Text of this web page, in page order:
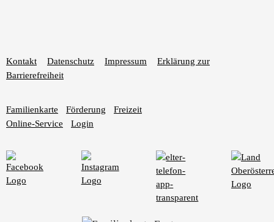
Kontakt Datenschutz Impressum
Erklärung zur
Barrierefreiheit
Familienkarte Förderung
Freizeit
Online-Service
Login